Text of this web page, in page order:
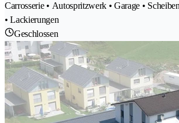
Carrosserie • Autospritzwerk • Garage •
• Lackierungen
Geschlossen